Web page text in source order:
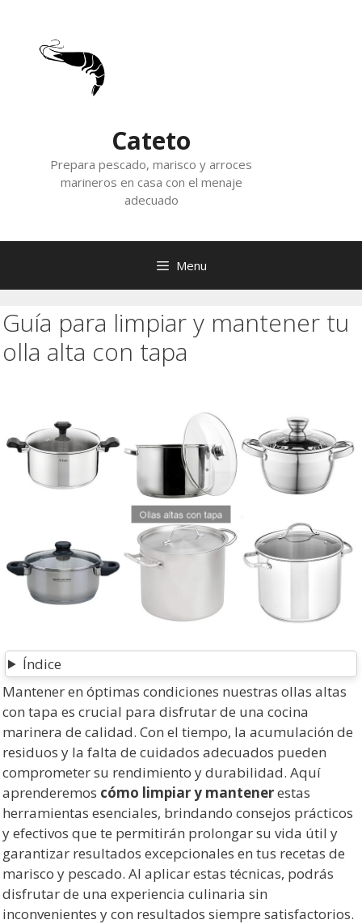
content
Cateto
Prepara pescado, marisco y arroces
marineros en casa con el menaje
adecuado
Menu
Guía para limpiar y mantener tu
olla alta con tapa
Índice
Mantener en óptimas condiciones nuestras ollas altas
con tapa es crucial para disfrutar de una cocina
marinera de calidad. Con el tiempo, la acumulación de
residuos y la falta de cuidados adecuados pueden
comprometer su rendimiento y durabilidad. Aquí
aprenderemos cómo limpiar y mantenerestas
herramientas esenciales, brindando consejos prácticos
y efectivos que te permitirán prolongar su vida útil y
garantizar resultados excepcionales en tus recetas de
marisco y pescado. Al aplicar estas técnicas, podrás
disfrutar de una experiencia culinaria sin
inconvenientes y con resultados siempre satisfactorios.